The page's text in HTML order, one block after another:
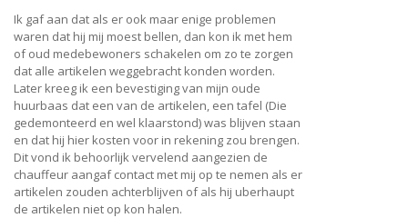
Ik gaf aan dat als er ook maar enige problemen
waren dat hij mij moest bellen, dan kon ik met hem
of oud medebewoners schakelen om zo te zorgen
dat alle artikelen weggebracht konden worden.
Later kreeg ik een bevestiging van mijn oude
huurbaas dat een van de artikelen, een tafel (Die
gedemonteerd en wel klaarstond) was blijven staan
en dat hij hier kosten voor in rekening zou brengen.
Dit vond ik behoorlijk vervelend aangezien de
chauffeur aangaf contact met mij op te nemen als er
artikelen zouden achterblijven of als hij uberhaupt
de artikelen niet op kon halen.